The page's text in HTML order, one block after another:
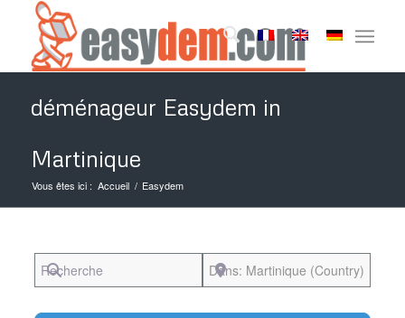
déménageur Easydem in
Martinique
Vous êtes ici : Accueil / Easydem
Recherche Près de